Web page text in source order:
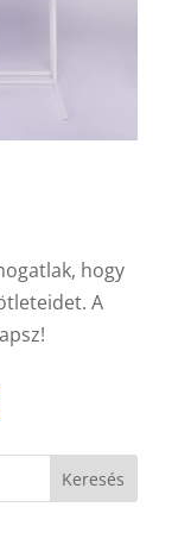
hogy
A